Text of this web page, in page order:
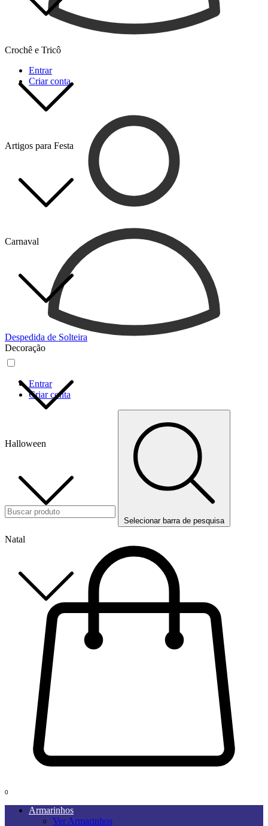
Crochê e Tricô
Artigos para Festa
Carnaval
Despedida de Solteira
Decoração
Halloween
Natal
Entrar
Criar conta
Entrar
Criar conta
Selecionar barra de pesquisa
0
Armarinhos
Ver Armarinhos